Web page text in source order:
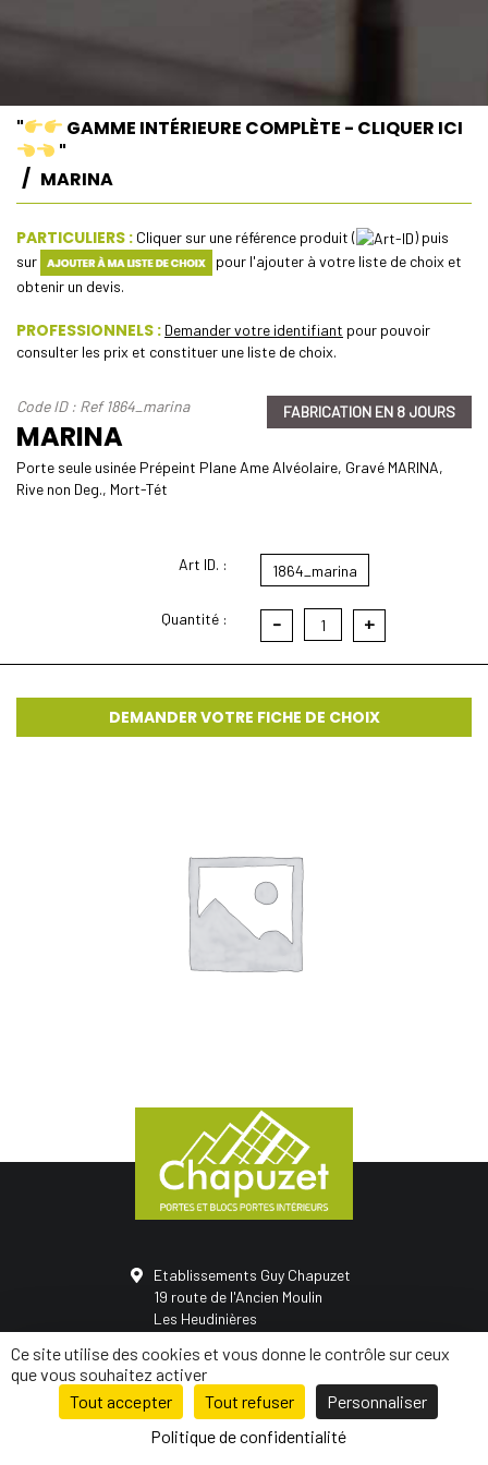
"
GAMME INTÉRIEURE COMPLÈTE - CLIQUER ICI
"
MARINA
PARTICULIERS : Cliquer sur une référence produit (
) puis
sur
pour l'ajouter à votre liste de choix et
obtenir un devis.
PROFESSIONNELS : Demander votre identifiant pour pouvoir
consulter les prix et constituer une liste de choix.
Code ID : Ref 1864_marina
MARINA
FABRICATION EN 8 JOURS
Porte seule usinée Prépeint Plane Ame Alvéolaire, Gravé MARINA,
Rive non Deg., Mort-Tét
Art ID. :
Quantité :
1864_marina
- 1 +
DEMANDER VOTRE FICHE DE CHOIX
Etablissements Guy Chapuzet
19 route de l'Ancien Moulin
Les Heudinières
02 31 68 05 21
© Conception Mediapilote Normandie Mentions légales
Politique de
confidentialité-Plan de site
Ce site utilise des cookies et vous donne le contrôle sur ceux
que vous souhaitez activer
Tout accepter
Tout refuser
Personnaliser
Politique de confidentialité